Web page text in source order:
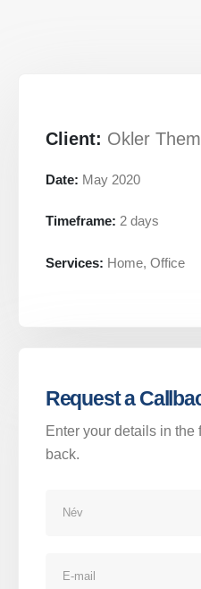
Client: Okler
Date: May 2020
Timeframe: 2 days
Services: Home, Office
Request a
Enter your details in
back.